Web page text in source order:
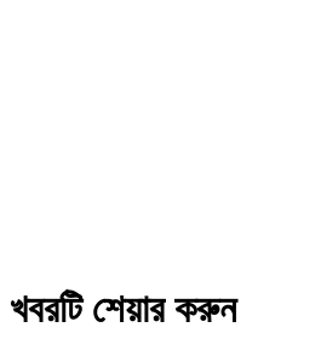
খবরটি শেয়ার করুন